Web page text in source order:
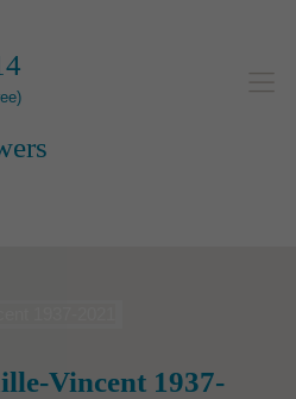
Vincent 1937-